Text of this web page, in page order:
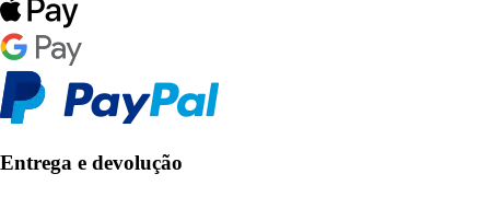
Entrega e devolução